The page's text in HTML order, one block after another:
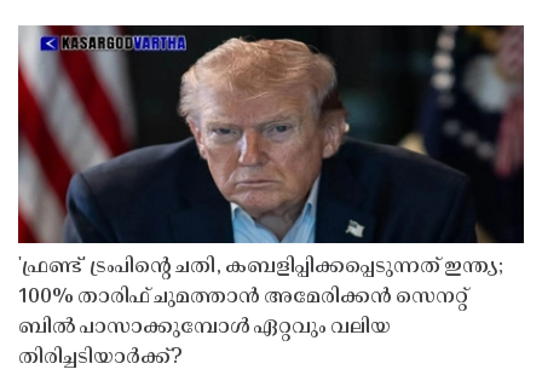
'ഫ്രണ്ട്' ട്രംപിന്റെ ചതി, കബളിപ്പിക്കപ്പെടുന്നത് ഇന്ത്യ;
100% താരിഫ് ചുമത്താൻ അമേരിക്കൻ സെനറ്റ്
ബിൽ പാസാക്കുമ്പോൾ ഏറ്റവും വലിയ
തിരിച്ചടിയാർക്ക്?